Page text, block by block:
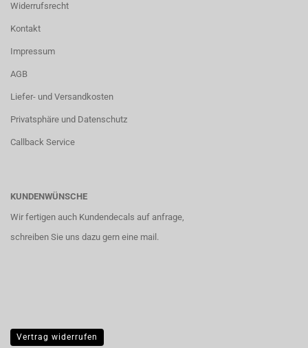
Widerrufsrecht
Kontakt
Impressum
AGB
Liefer- und Versandkosten
Privatsphäre und Datenschutz
Callback Service
KUNDENWÜNSCHE
Wir fertigen auch Kundendecals auf anfrage,
schreiben Sie uns dazu gern eine mail.
Vertrag widerrufen